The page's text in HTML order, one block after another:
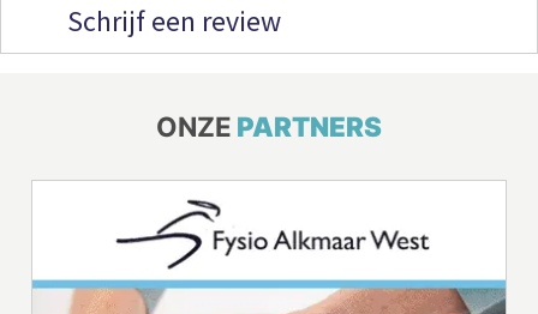
Schrijf een review
ONZE PARTNERS